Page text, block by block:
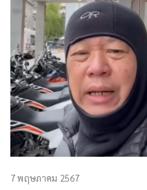
7 พฤษภาคม 2567